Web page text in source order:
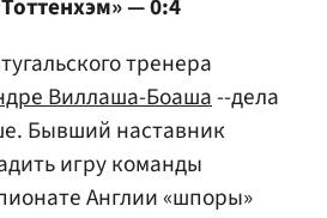
— 0:4
тренера
Виллаша-Боаша--дела
Бывший наставник
игру команды
Англии «шпоры»